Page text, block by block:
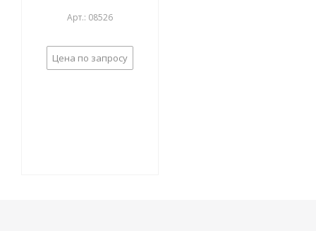
Арт.: 08526
Цена по запросу